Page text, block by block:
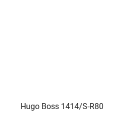
Hugo Boss 1414/S-R80